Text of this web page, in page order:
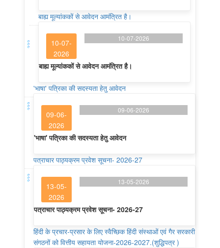
बाह्य मूल्यांककों से आवेदन आमंत्रित है।
10-07-
2026
10-07-2026
बाह्य मूल्यांककों से आवेदन आमंत्रित है।
'भाषा' पत्रिका की सदस्यता हेतु आवेदन
09-06-
2026
09-06-2026
'भाषा' पत्रिका की सदस्यता हेतु आवेदन
पत्राचार पाठ्यक्रम प्रवेश सूचना- 2026-27
13-05-
2026
13-05-2026
पत्राचार पाठ्यक्रम प्रवेश सूचना- 2026-27
हिंदी के प्रचार-प्रसार के लिए स्वैच्छिक हिंदी संस्थाओं एवं गैर सरकारी
संगठनों को वित्तीय सहायता योजना-2026-2027.(शुद्धिपत्र )